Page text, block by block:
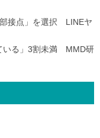
接点」を選択 LINEヤ
いる」3割未満 MMD研